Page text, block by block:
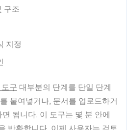
구조
지정
구 대부분의 단계를 단일 단계
붙여넣거나, 문서를 업로드하거
됩니다. 이 도구는 몇 분 안에